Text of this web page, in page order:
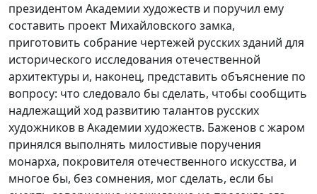
президентом Академии художеств и поручил ему
составить проект Михайловского замка,
приготовить собрание чертежей русских зданий для
исторического исследования отечественной
архитектуры и, наконец, представить объяснение по
вопросу: что следовало бы сделать, чтобы сообщить
надлежащий ход развитию талантов русских
художников в Академии художеств. Баженов с жаром
принялся выполнять милостивые поручения
монарха, покровителя отечественного искусства, и
многое бы, без сомнения, мог сделать, если бы